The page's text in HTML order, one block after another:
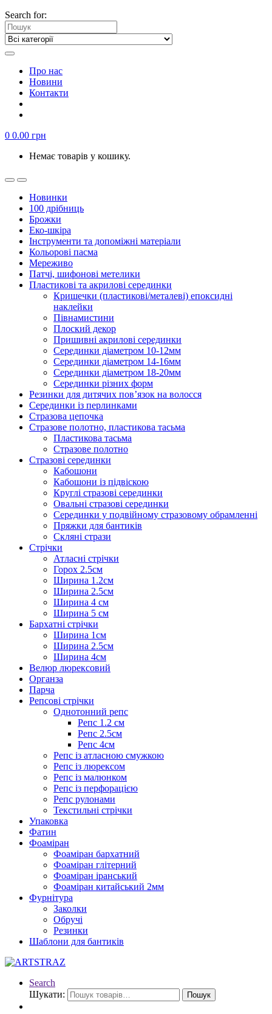
Search for:
Про нас
Новини
Контакти
0 0.00 грн
Немає товарів у кошику.
Новинки
100 дрібниць
Брожки
Еко-шкіра
Інструменти та допоміжні матеріали
Кольорові пасма
Мереживо
Патчі, шифонові метелики
Пластикові та акрилові серединки
Кришечки (пластикові/металеві) епоксидні
наклейки
Півнамистини
Плоский декор
Пришивні акрилові серединки
Серединки діаметром 10-12мм
Серединки діаметром 14-16мм
Серединки діаметром 18-20мм
Серединки різних форм
Резинки для дитячих пов’язок на волосся
Серединки із перлинками
Стразова цепочка
Стразове полотно, пластикова тасьма
Пластикова тасьма
Стразове полотно
Стразові серединки
Кабошони
Кабошони із підвіскою
Круглі стразові серединки
Овальні стразові серединки
Серединки у подвійному стразовому обрамленні
Пряжки для бантиків
Скляні стрази
Стрічки
Атласні стрічки
Горох 2.5см
Ширина 1.2см
Ширина 2.5см
Ширина 4 см
Ширина 5 см
Бархатні стрічки
Ширина 1см
Ширина 2.5см
Ширина 4см
Велюр люрексовий
Органза
Парча
Репсові стрічки
Однотонний репс
Репс 1.2 см
Репс 2.5см
Репс 4см
Репс із атласною смужкою
Репс із люрексом
Репс із малюнком
Репс із перфорацією
Репс рулонами
Текстильні стрічки
Упаковка
Фатин
Фоаміран
Фоаміран бархатний
Фоаміран глітерний
Фоаміран іранський
Фоаміран китайський 2мм
Фурнітура
Заколки
Обручі
Резинки
Шаблони для бантиків
Search
Шукати:
Пошук